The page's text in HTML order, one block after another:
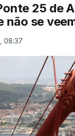
25 de
não se
08:37